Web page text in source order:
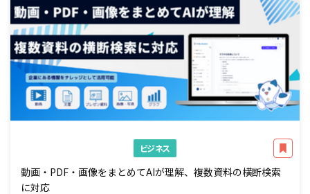
ビジネス
動画・PDF・画像をまとめてAIが理解、複数資料の横断検索
に対応